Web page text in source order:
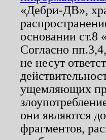
«Дебри-ДВ»,
основании
Согласно
не несут
ущемляющих
они являются
фрагментов,